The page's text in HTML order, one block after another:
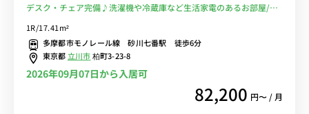
デスク・チェア完備♪洗濯機や冷蔵庫など生活家電のあるお部屋/玉
選べるWi-Fi格安レンタル中！
1R/17.41m²
多摩都市モノレール線 砂川七番駅 徒歩6分
東京都 立川市柏町3-23-8
2026年09月07日から入居可
82,200 円〜 / 月